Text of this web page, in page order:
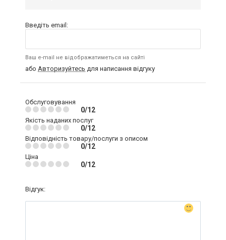
Введіть email:
Ваш e-mail не відображатиметься на сайті
або Авторизуйтесь для написання відгуку
Обслуговування
0/12
Якість наданих послуг
0/12
Відповідність товару/послуги з описом
0/12
Ціна
0/12
Відгук: